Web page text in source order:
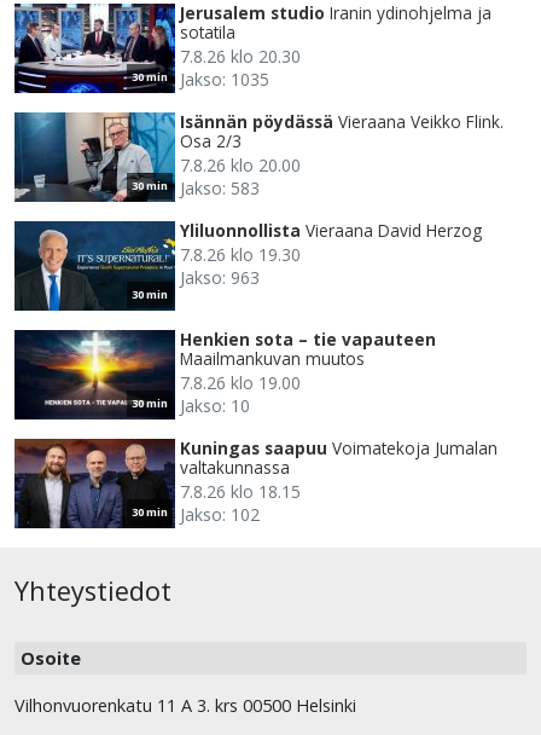
30 min
Jerusalem studio Iranin ydinohjelma ja
sotatila
7.8.26 klo 20.30
Jakso: 1035
30 min
Isännän pöydässä Vieraana Veikko Flink.
Osa 2/3
7.8.26 klo 20.00
Jakso: 583
30 min
Yliluonnollista Vieraana David Herzog
7.8.26 klo 19.30
Jakso: 963
30 min
Henkien sota – tie vapauteen
Maailmankuvan muutos
7.8.26 klo 19.00
Jakso: 10
30 min
Kuningas saapuu Voimatekoja Jumalan
valtakunnassa
7.8.26 klo 18.15
Jakso: 102
Yhteystiedot
Osoite
Vilhonvuorenkatu 11 A 3. krs 00500 Helsinki